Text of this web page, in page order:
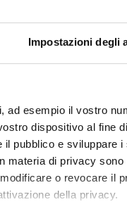
Impostazioni degli
ad esempio il vostro
dispositivo al fine
pubblico e sviluppare
di privacy
o revocare il
della privacy.